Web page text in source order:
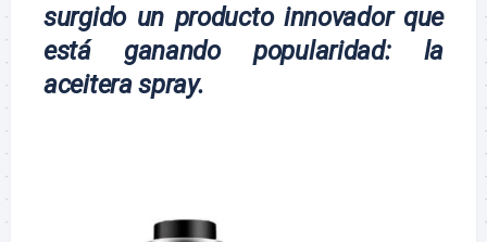
surgido un producto innovador que
está ganando popularidad: la
aceitera spray.